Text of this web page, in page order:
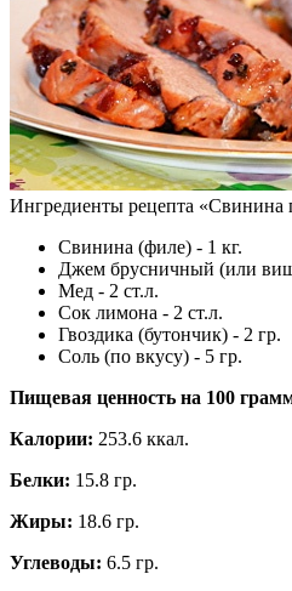
Ингредиенты рецепта «Свинина
Свинина (филе) - 1 кг.
Джем брусничный (или
Мед - 2 ст.л.
Сок лимона - 2 ст.л.
Гвоздика (бутончик) - 2 гр.
Соль (по вкусу) - 5 гр.
Пищевая ценность на 100
Калории: 253.6 ккал.
Белки: 15.8 гр.
Жиры: 18.6 гр.
Углеводы: 6.5 гр.